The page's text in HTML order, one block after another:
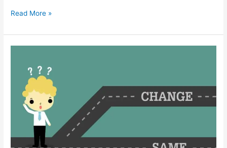
Read More »
viene:
como
adaptarse
gestionar
el